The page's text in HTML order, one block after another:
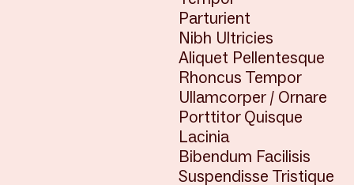
Parturient
Nibh Ultricies
Aliquet Pellentesque
Rhoncus Tempor
Ullamcorper / Ornare
Porttitor Quisque
Lacinia
Bibendum Facilisis
Suspendisse Tristique